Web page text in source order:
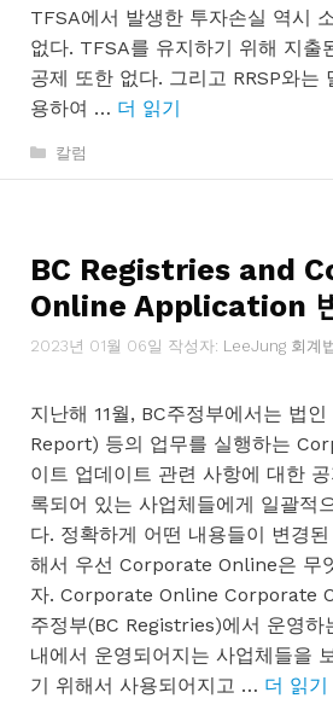
TFSA에서 발생한 투자손실 역시
없다. TFSA를 유지하기 위해 지출
공제 또한 없다. 그리고 RRSP와는
용하여 … 더 읽기
카
칼럼
BC Registries and
Online Application
2023년 01월 06일 작성자: LeeJung 회계
지난해 11월, BC주정부에서는 법
Report) 등의 업무를 실행하는
이트 업데이트 관련 사항에 대한
록되어 있는 사업체들에게 일괄적
다. 정확하게 어떤 내용들이 변경
해서 우선 Corporate Online은 무
자. Corporate Online Corporate
주정부(BC Registries)에서 운영하
내에서 운영되어지는 사업체들을
기 위해서 사용되어지고 … 더 읽기